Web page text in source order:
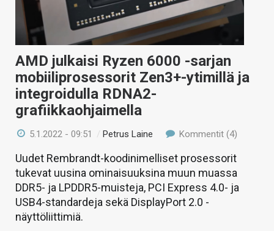
AMD julkaisi Ryzen 6000 -sarjan
mobiiliprosessorit Zen3+-ytimillä ja
integroidulla RDNA2-
grafiikkaohjaimella
5.1.2022 - 09:51 /Petrus Laine Kommentit (4)
Uudet Rembrandt-koodinimelliset prosessorit
tukevat uusina ominaisuuksina muun muassa
DDR5- ja LPDDR5-muisteja, PCI Express 4.0- ja
USB4-standardeja sekä DisplayPort 2.0 -
näyttöliittimiä.